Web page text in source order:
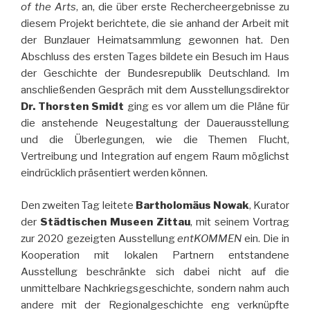
of the Arts, an, die über erste Rechercheergebnisse zu
diesem Projekt berichtete, die sie anhand der Arbeit mit
der Bunzlauer Heimatsammlung gewonnen hat. Den
Abschluss des ersten Tages bildete ein Besuch im Haus
der Geschichte der Bundesrepublik Deutschland. Im
anschließenden Gespräch mit dem Ausstellungsdirektor
Dr. Thorsten Smidt ging es vor allem um die Pläne für
die anstehende Neugestaltung der Dauerausstellung
und die Überlegungen, wie die Themen Flucht,
Vertreibung und Integration auf engem Raum möglichst
eindrücklich präsentiert werden können.
Den zweiten Tag leitete Bartholomäus Nowak, Kurator
der Städtischen Museen Zittau, mit seinem Vortrag
zur 2020 gezeigten AusstellungentKOMMEN ein. Die in
Kooperation mit lokalen Partnern entstandene
Ausstellung beschränkte sich dabei nicht auf die
unmittelbare Nachkriegsgeschichte, sondern nahm auch
andere mit der Regionalgeschichte eng verknüpfte